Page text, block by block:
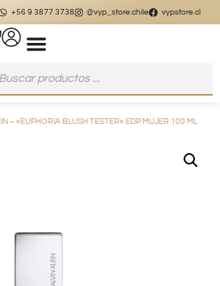
@vyp_store.chile vypstore.cl
– «EUPHORIA BLUSH TESTER» EDP MUJER 100 ML